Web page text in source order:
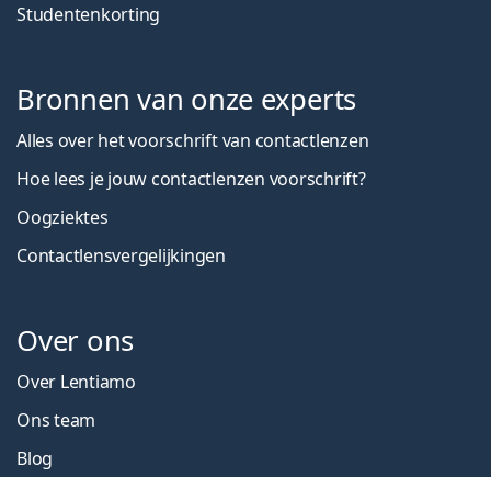
Studentenkorting
Bronnen van onze experts
Alles over het voorschrift van contactlenzen
Hoe lees je jouw contactlenzen voorschrift?
Oogziektes
Contactlensvergelijkingen
Over ons
Over Lentiamo
Ons team
Blog